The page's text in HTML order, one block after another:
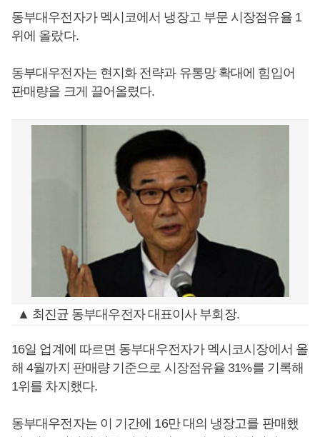
동부대우전자가 멕시코에서 냉장고 부문 시장점유율 1
위에 올랐다.
동부대우전자는 현지화 전략과 유통망 확대에 힘입어
판매량을 크게 끌어올렸다.
▲ 최진균 동부대우전자 대표이사 부회장.
16일 업계에 따르면 동부대우전자가 멕시코시장에서 올
해 4월까지 판매량 기준으로 시장점유율 31%를 기록해
1위를 차지했다.
동부대우전자는 이 기간에 16만 대의 냉장고를 판매했